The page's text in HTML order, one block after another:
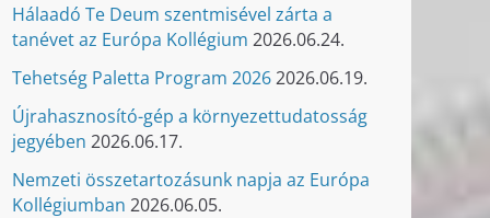
Hálaadó Te Deum szentmisével zárta a
tanévet az Európa Kollégium 2026.06.24.
Tehetség Paletta Program 20262026.06.19.
Újrahasznosító-gép a környezettudatosság
jegyében 2026.06.17.
Nemzeti összetartozásunk napja az Európa
Kollégiumban 2026.06.05.